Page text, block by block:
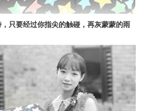
只要经过你指尖的触碰，再灰蒙蒙的雨